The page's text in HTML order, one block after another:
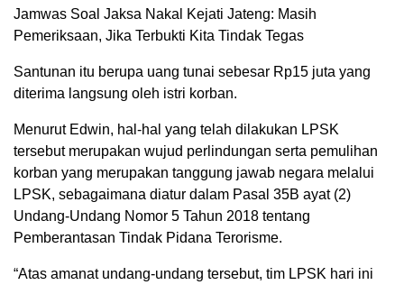
Jamwas Soal Jaksa Nakal Kejati Jateng: Masih
Pemeriksaan, Jika Terbukti Kita Tindak Tegas
Santunan itu berupa uang tunai sebesar Rp15 juta yang
diterima langsung oleh istri korban.
Menurut Edwin, hal-hal yang telah dilakukan LPSK
tersebut merupakan wujud perlindungan serta pemulihan
korban yang merupakan tanggung jawab negara melalui
LPSK, sebagaimana diatur dalam Pasal 35B ayat (2)
Undang-Undang Nomor 5 Tahun 2018 tentang
Pemberantasan Tindak Pidana Terorisme.
“Atas amanat undang-undang tersebut, tim LPSK hari ini